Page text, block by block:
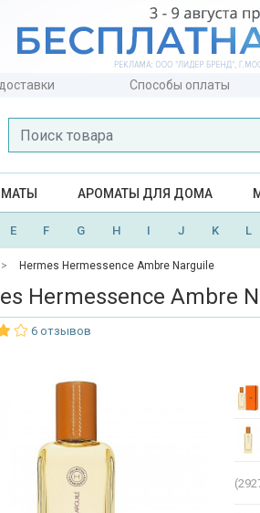
Способы оплаты
АРОМАТЫ ДЛЯ ДОМА
E F G H I J K L
Hermes Hermessence Ambre Narguile
Hermessence Ambre
6 отзывов